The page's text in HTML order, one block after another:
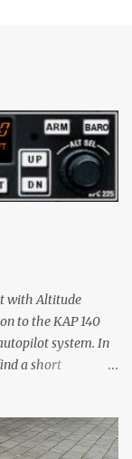
with Altitude
to the KAP 140
system. In
a short
these modes. In
see how the